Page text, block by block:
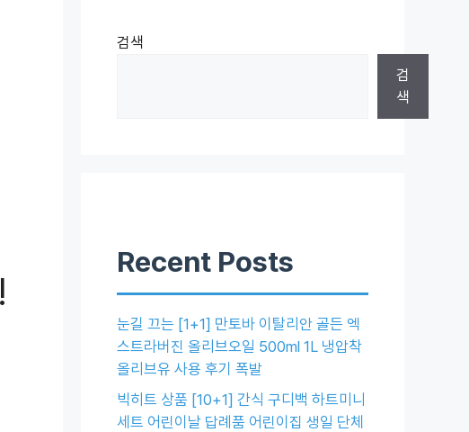
검색
검
색
Recent Posts
눈길 끄는 [1+1] 만토바 이탈리안 골든 엑
스트라버진 올리브오일 500ml 1L 냉압착
올리브유 사용 후기 폭발
빅히트 상품 [10+1] 간식 구디백 하트미니
세트 어린이날 답례품 어린이집 생일 단체